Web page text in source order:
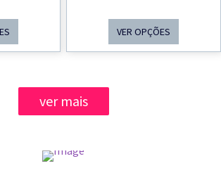
VER OPÇÕES
ver mais